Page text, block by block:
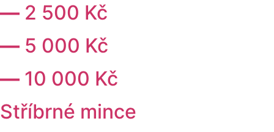
— 2 500 Kč
— 5 000 Kč
— 10 000 Kč
Stříbrné mince